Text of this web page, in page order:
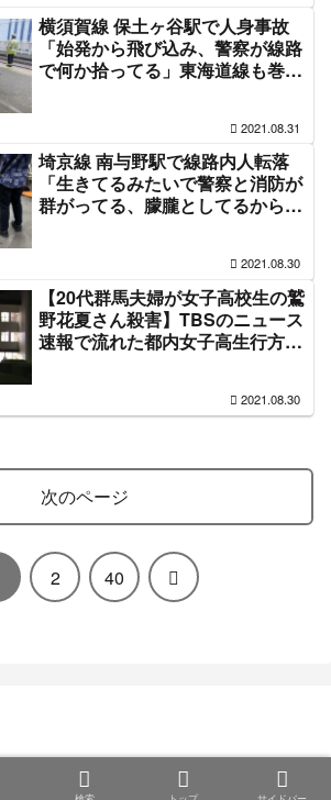
横須賀線 保土ヶ谷駅で人身事故
「始発から飛び込み、警察が線路
で何か拾ってる」東海道線も巻き
2021.08.31
埼京線 南与野駅で線路内人転落
「生きてるみたいで警察と消防が
群がってる、朦朧としてるから酔
2021.08.30
【20代群馬夫婦が女子高校生の鷲
野花夏さん殺害】TBSのニュース
速報で流れた都内女子高生行方不
居場所を炙り出したときのやり方
2021.08.30
次のページ
2 40
次
まとめ部
© 2020 まとめ部.